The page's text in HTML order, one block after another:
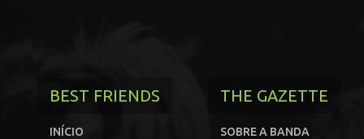
BEST FRIENDS
INÍCIO
THE GAZETTE
SOBRE A BANDA